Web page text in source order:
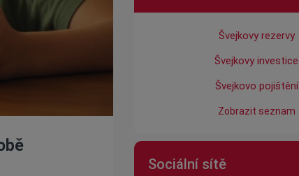
Švejkovy rezervy
Švejkovy investice
Švejkovo pojištění
Zobrazit seznam
Sociální sítě